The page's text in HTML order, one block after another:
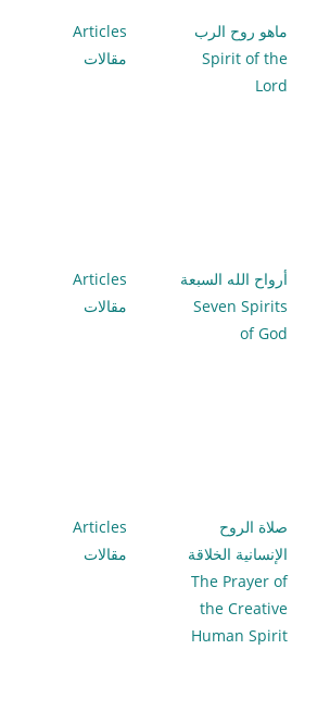
ماهو روح الرب
Spirit of the
Lord
Articles
مقالات
أرواح الله السبعة
Seven Spirits
of God
Articles
مقالات
صلاة الروح
الإنسانية الخلاقة
The Prayer of
the Creative
Human Spirit
Articles
مقالات